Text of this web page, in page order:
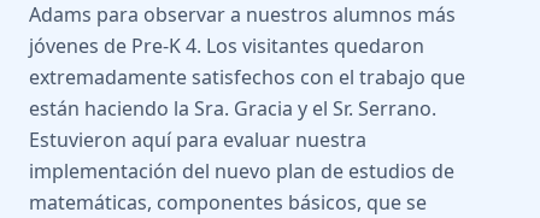
Adams para observar a nuestros alumnos más
jóvenes de Pre-K 4. Los visitantes quedaron
extremadamente satisfechos con el trabajo que
están haciendo la Sra. Gracia y el Sr. Serrano.
Estuvieron aquí para evaluar nuestra
implementación del nuevo plan de estudios de
matemáticas, componentes básicos, que se